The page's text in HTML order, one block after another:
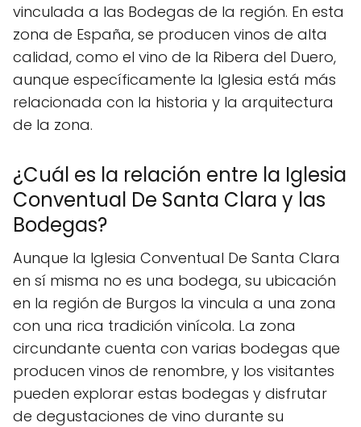
vinculada a las Bodegas de la región. En esta
zona de España, se producen vinos de alta
calidad, como el vino de la Ribera del Duero,
aunque específicamente la Iglesia está más
relacionada con la historia y la arquitectura
de la zona.
¿Cuál es la relación entre la Iglesia
Conventual De Santa Clara y las
Bodegas?
Aunque la Iglesia Conventual De Santa Clara
en sí misma no es una bodega, su ubicación
en la región de Burgos la vincula a una zona
con una rica tradición vinícola. La zona
circundante cuenta con varias bodegas que
producen vinos de renombre, y los visitantes
pueden explorar estas bodegas y disfrutar
de degustaciones de vino durante su